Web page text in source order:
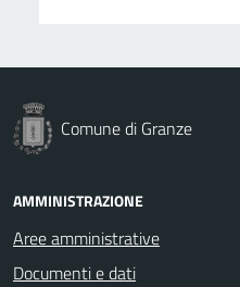
Comune di Granze
AMMINISTRAZIONE
Aree amministrative
Documenti e dati